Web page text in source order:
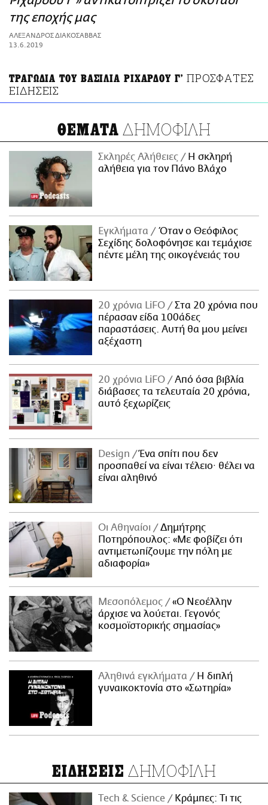
ΑΜΠΑ
PRINT
της εποχής μας
ΑΛΕΞΑΝΔΡΟΣ ΔΙΑΚΟΣΑΒΒΑΣ
13.6.2019
ΤΡΑΓΩΔΙΑ ΤΟΥ ΒΑΣΙΛΙΑ ΡΙΧΑΡΔΟΥ Γ' ΠΡΟΣΦΑΤΕΣ
ΕΙΔΗΣΕΙΣ
ΘΕΜΑΤΑ ΔΗΜΟΦΙΛΗ
Σκληρές Αλήθειες
H σκληρή
αλήθεια για τον Πάνο Βλάχο
Εγκλήματα
Όταν ο Θεόφιλος
Σεχίδης δολοφόνησε και τεμάχισε
πέντε μέλη της οικογένειάς του
20 χρόνια LiFO
Στα 20 χρόνια που
πέρασαν είδα 100άδες
παραστάσεις. Αυτή θα μου μείνει
αξέχαστη
20 χρόνια LiFO
Από όσα βιβλία
διάβασες τα τελευταία 20 χρόνια,
αυτό ξεχωρίζεις
Design
Ένα σπίτι που δεν
προσπαθεί να είναι τέλειο· θέλει να
είναι αληθινό
Οι Αθηναίοι
Δημήτρης
Ποτηρόπουλος: «Με φοβίζει ότι
αντιμετωπίζουμε την πόλη με
αδιαφορία»
Μεσοπόλεμος
«Ο Νεοέλλην
άρχισε να λούεται. Γεγονός
κοσμοϊστορικής σημασίας»
Αληθινά εγκλήματα
Η διπλή
γυναικοκτονία στο «Σωτηρία»
ΕΙΔΗΣΕΙΣ ΔΗΜΟΦΙΛΗ
Τech & Science Κράμπες: Τι τις